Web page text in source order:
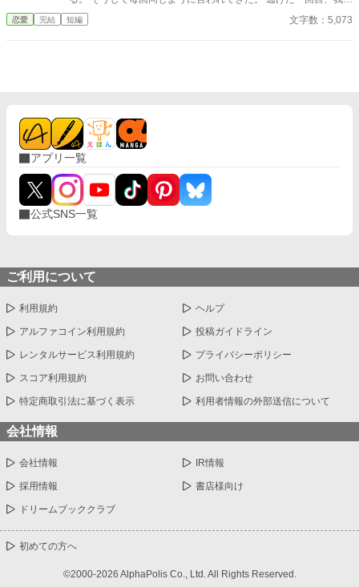
した二回目。いずれも上手くいかなかった。 だから今回は。
恋愛 完結 短編 文字数：5,073
アプリ一覧
公式SNS一覧
ご利用について
利用規約 ヘルプ
アルファコイン利用規約 投稿ガイドライン
レンタルサービス利用規約 プライバシーポリシー
スコア利用規約 お問い合わせ
特定商取引法に基づく表示 利用者情報の外部送信について
会社情報
会社情報 IR情報
採用情報 書店様向け
ドリームブッククラブ
初めての方へ
©2000-2026 AlphaPolis Co., Ltd. All Rights Reserved.